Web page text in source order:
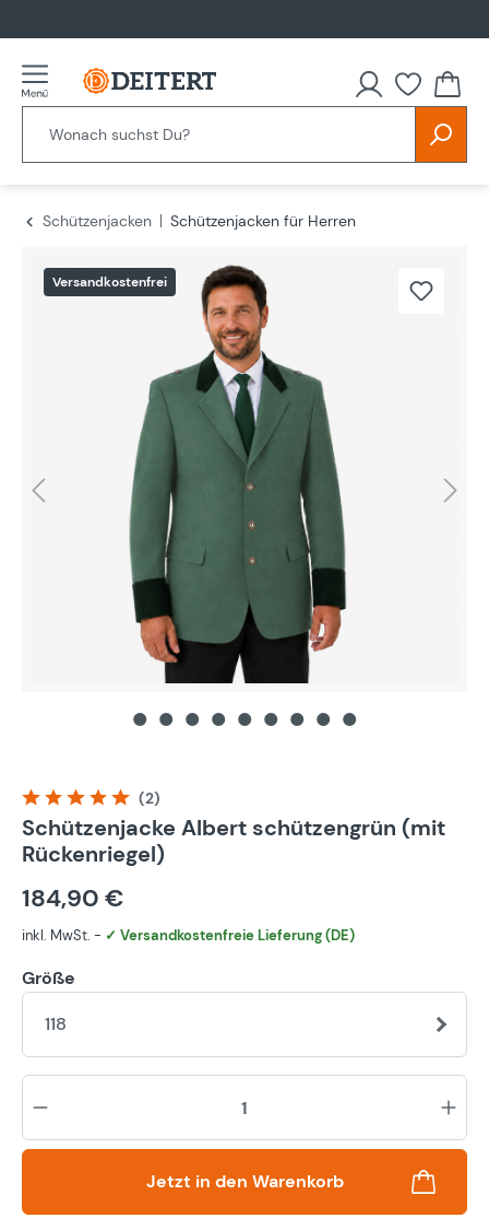
Schützenjacken
Schützenjacken für Herren
Versandkostenfrei
Durchschnittliche Bewertung von 5 von 5 Sternen
(2)
Schützenjacke Albert schützengrün (mit
Rückenriegel)
184,90 €
inkl. MwSt. - ✓ Versandkostenfreie Lieferung (DE)
Größe
118
Jetzt in den Warenkorb